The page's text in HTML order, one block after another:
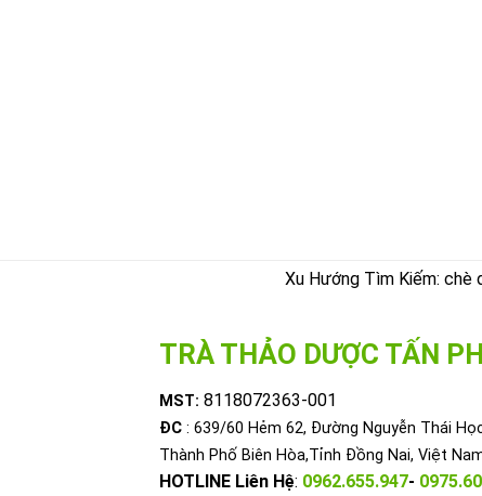
Xu Hướng Tìm Kiếm: chè
TRÀ THẢO DƯỢC TẤN
MST: 8118072363-001
ĐC : 639/60 Hẻm 62, Đường Nguyễn Thái
Thành Phố Biên Hòa,Tỉnh Đồng Nai, Việt
HOTLINE Liên Hệ: 0962.655.947-